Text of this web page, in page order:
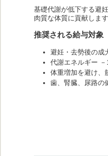
基礎代謝が低下する避
肉質な体質に貢献します
推奨される給与対象
避妊・去勢後の成
代謝エネルギー －
体重増加を避け、
歯、腎臓、尿路の